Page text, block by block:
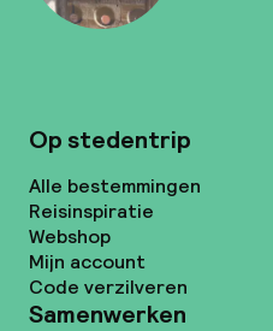
Op stedentrip
Alle bestemmingen
Reisinspiratie
Webshop
Mijn account
Code verzilveren
Samenwerken